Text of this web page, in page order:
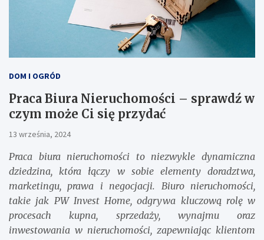
DOM I OGRÓD
Praca Biura Nieruchomości – sprawdź w
czym może Ci się przydać
13 września, 2024
Praca biura nieruchomości to niezwykle dynamiczna
dziedzina, która łączy w sobie elementy doradztwa,
marketingu, prawa i negocjacji. Biuro nieruchomości,
takie jak PW Invest Home, odgrywa kluczową rolę w
procesach kupna, sprzedaży, wynajmu oraz
inwestowania w nieruchomości, zapewniając klientom